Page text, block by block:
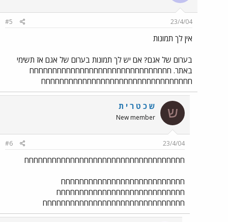
23/4/04
#5
אין לך תמונות
בערום של אגם? אם יש לך תמונות בערום של אגם אז תשימי
באתר. חחחחחחחחחחחחחחחחחחחחחחחחחחחחחחח
חחחחחחחחחחחחחחחחחחחחחחחחחחחחחחחחח
ש ש כ ט ר י ת
New member
23/4/04
#6
חחחחחחחחחחחחחחחחחחחחחחחחחחחחחחחחחחח
חחחחחחחחחחחחחחחחחחחחחחחחחחח
חחחחחחחחחחחחחחחחחחחחחחחחחחחח
חחחחחחחחחחחחחחחחחחחחחחחחחחחחחחח